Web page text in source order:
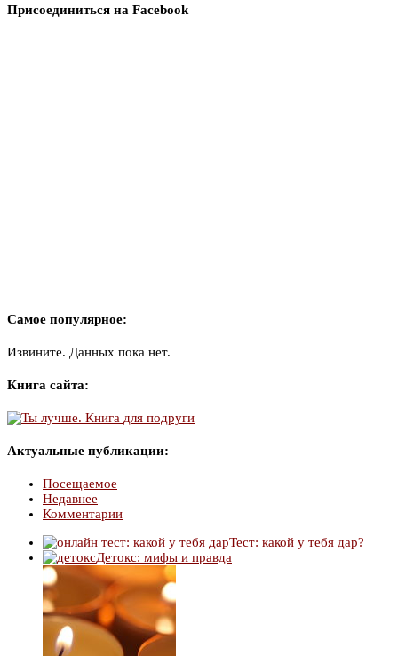
Присоединиться на Facebook
Самое популярное:
Извините. Данных пока нет.
Книга сайта:
Актуальные публикации:
Посещаемое
Недавнее
Комментарии
Тест: какой у тебя дар?
Детокс: мифы и правда